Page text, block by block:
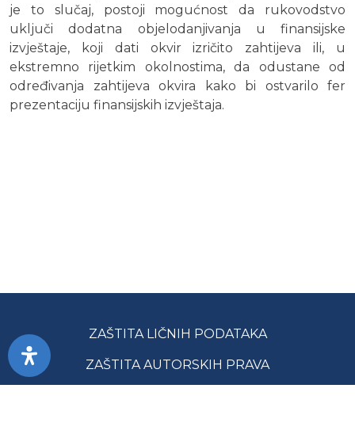
je to slučaj, postoji mogućnost da rukovodstvo
uključi dodatna objelodanjivanja u finansijske
izvještaje, koji dati okvir izričito zahtijeva ili, u
ekstremno rijetkim okolnostima, da odustane od
određivanja zahtijeva okvira kako bi ostvarilo fer
prezentaciju finansijskih izvještaja.
ZAŠTITA LIČNIH PODATAKA
ZAŠTITA AUTORSKIH PRAVA